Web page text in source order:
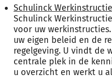
Schulinck
Schulinck
voor uw
uw eigen beleid en de
regelgeving. U vindt de
centrale plek in de
u overzicht en werkt u